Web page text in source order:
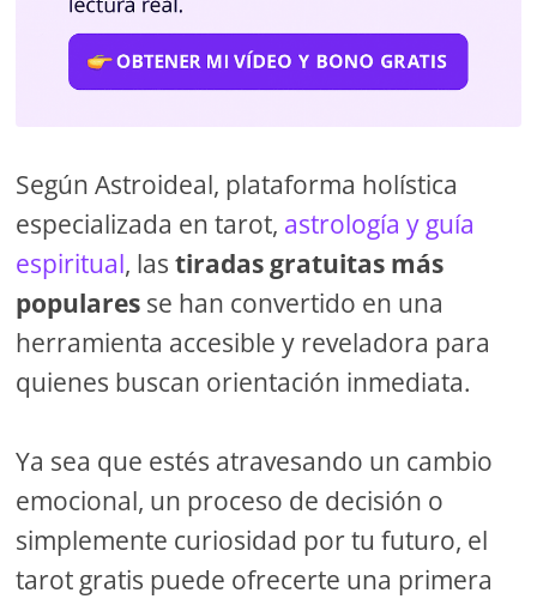
Según Astroideal, plataforma holística
especializada en tarot, astrología y guía
espiritual, lastiradas gratuitas más
populares se han convertido en una
herramienta accesible y reveladora para
quienes buscan orientación inmediata.
Ya sea que estés atravesando un cambio
emocional, un proceso de decisión o
simplemente curiosidad por tu futuro, el
tarot gratis puede ofrecerte una primera